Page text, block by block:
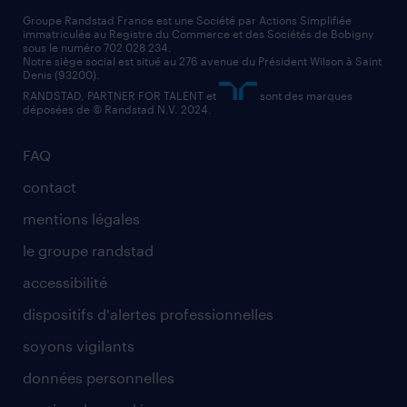
assistant administratif
comptable
nos cabinets de recrutement
FAQ
contact
mentions légales
le groupe randstad
accessibilité
dispositifs d'alertes professionnelles
soyons vigilants
données personnelles
Groupe Randstad France est une Société par Actions Simplifiée
immatriculée au Registre du Commerce et des Sociétés de Bobigny
sous le numéro 702 028 234.
Notre siège social est situé au 276 avenue du Président Wilson à Saint
Denis (93200).
RANDSTAD, PARTNER FOR TALENT et
sont des marques
déposées de © Randstad N.V. 2024.